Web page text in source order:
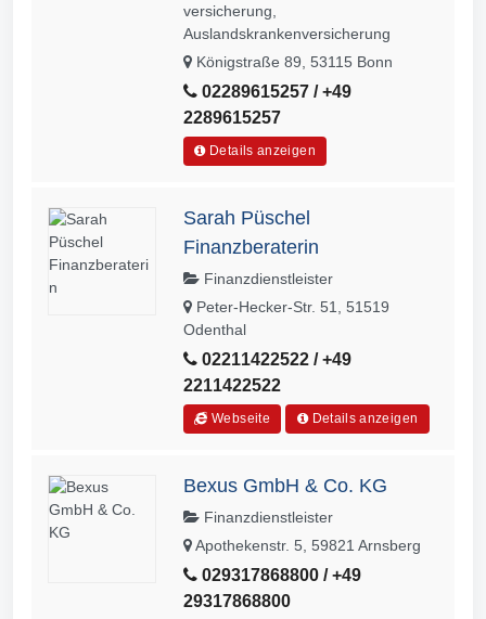
versicherung,
Auslandskrankenversicherung
Königstraße 89, 53115 Bonn
02289615257 / +49
2289615257
Details anzeigen
Sarah Püschel
Finanzberaterin
Finanzdienstleister
Peter-Hecker-Str. 51, 51519
Odenthal
02211422522 / +49
2211422522
Webseite Details anzeigen
Bexus GmbH & Co. KG
Finanzdienstleister
Apothekenstr. 5, 59821 Arnsberg
029317868800 / +49
29317868800